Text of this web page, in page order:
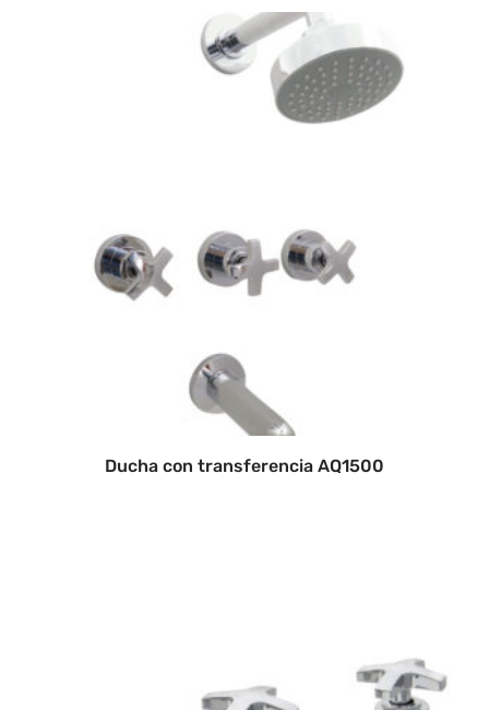
Ducha con transferencia AQ1500